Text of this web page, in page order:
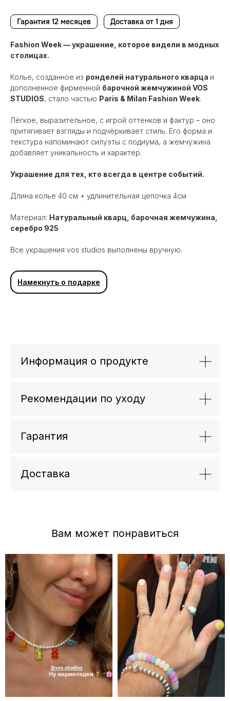
Гарантия 12 месяцев Доставка от 1 дня
Fashion Week — украшение, которое видели в модных
столицах.
Колье, созданное из ронделей натурального кварца и
дополненное фирменной барочной жемчужиной VOS
STUDIOS, стало частью Paris & Milan Fashion Week.
Лёгкое, выразительное, с игрой оттенков и фактур – оно
притягивает взгляды и подчёркивает стиль. Его форма и
текстура напоминают силуэты с подиума, а жемчужина
добавляет уникальность и характер.
Украшение для тех, кто всегда в центре событий.
Длина колье 40 см + удлинительная цепочка 4см
Материал: Натуральный кварц, барочная жемчужина,
серебро 925
Все украшения vos studios выполнены вручную.
Намекнуть о подарке
Информация о продукте
Рекомендации по уходу
Гарантия
Доставка
Вам может понравиться
Отзывы